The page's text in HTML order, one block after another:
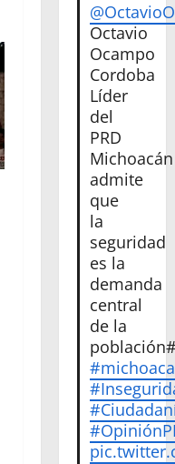
Octavio
Ocampo
Cordoba
Líder
del
PRD
Michoacán
admite
que
la
seguridad
es la
demanda
central
de la